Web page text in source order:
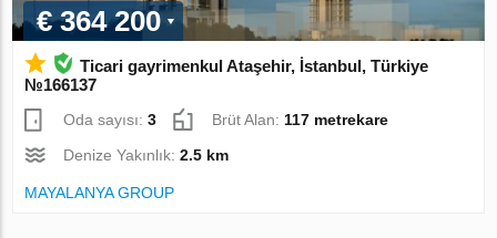
€ 364 200
Ticari gayrimenkul Ataşehir, İstanbul, Türkiye
№166137
Oda sayısı:3 Brüt Alan: 117 metrekare
Denize Yakınlık:2.5 km
MAYALANYA GROUP